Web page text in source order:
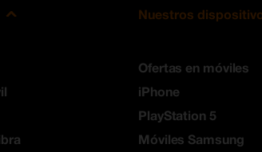
Nuestros
Ofertas en móviles
iPhone
PlayStation 5
Móviles Samsung